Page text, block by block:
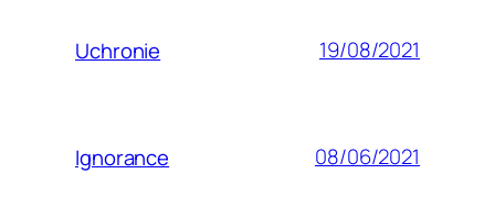
Uchronie 19/08/2021
Ignorance 08/06/2021